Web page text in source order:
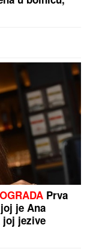
avgust:Uran
donosi
Prvo
nakon što su
sam došla"